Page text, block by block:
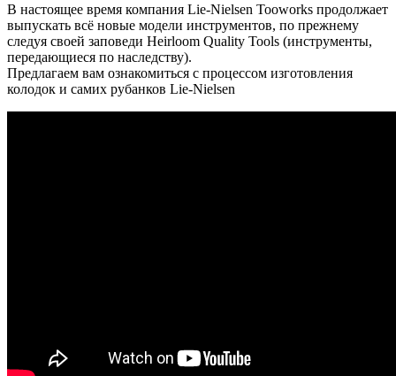
В настоящее время компания Lie-Nielsen Tooworks продолжает
выпускать всё новые модели инструментов, по прежнему
следуя своей заповеди Heirloom Quality Tools (инструменты,
передающиеся по наследству).
Предлагаем вам ознакомиться с процессом изготовления
колодок и самих рубанков Lie-Nielsen